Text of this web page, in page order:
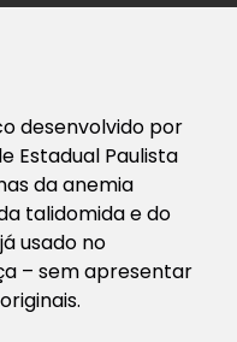
desenvolvido por
Estadual Paulista
da anemia
talidomida e do
usado no
– sem apresentar